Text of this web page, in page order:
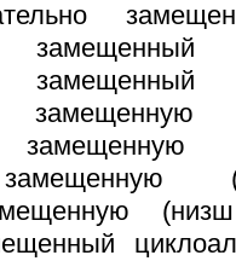
замещенный
замещенный
замещенную
замещенную